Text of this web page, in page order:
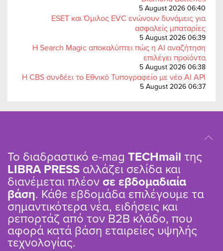
5 August 2026 06:40
ESET και Όμιλος EVC ενώνουν δυνάμεις για
ασφαλείς μπαταρίες
5 August 2026 06:39
Η Search Magic αποκαλύπτει πώς η AI αναζήτηση
επιλέγει προϊόντα
5 August 2026 06:38
Η CBS συνδέει το Εθνικό Τυπογραφείο με νέο AI API
5 August 2026 06:37
Το διαδραστικό e-mag TΕCHmail της
LIBRA PRESS αλλάζει σελίδα και
διανέμεται πλέον σε εβδομαδιαία
βάση. Κάθε εβδομάδα επιλέγουμε τα
σημαντικότερα νέα, ειδήσεις και
ρεπορτάζ από τον B2B κλάδο, που
αφορά κατά βάση εταιρείες υψηλής
τεχνολογίας.